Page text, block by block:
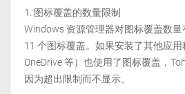
图标覆盖的数量限制
Windows 资源管理器对图标覆盖数
11 个图标覆盖。如果安装了其他应用
OneDrive 等）也使用了图标覆盖，
因为超出限制而不显示。